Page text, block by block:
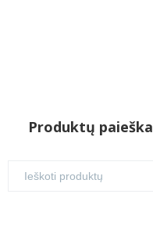
Produktų paieška